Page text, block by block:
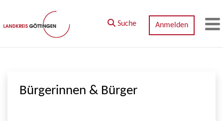
Zum Hauptinhalt springen
Suche Anmelden
Bürgerinnen & Bürger